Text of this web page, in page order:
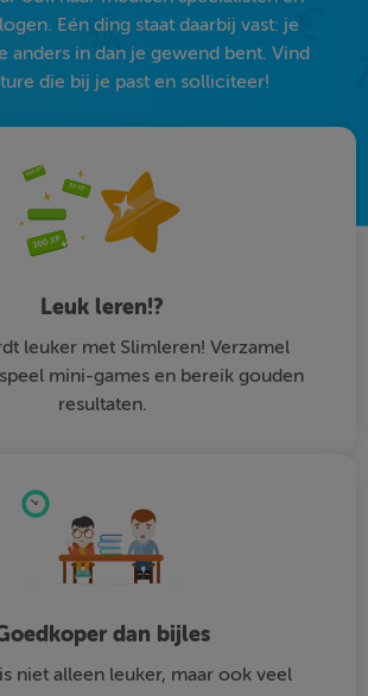
Eén ding staat daarbij vast: je
anders in dan je gewend bent. Vind
die bij je past en solliciteer!
Leuk leren!?
leuker met Slimleren! Verzamel
mini-games en bereik gouden
resultaten.
dan bijles
niet alleen leuker, maar ook veel